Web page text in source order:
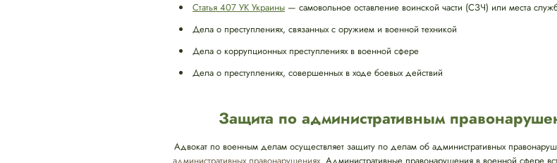
Статья 407 УК Украины — самовольное оставление воинской части (СЗЧ) или места
Дела о преступлениях, связанных с оружием и военной техникой
Дела о коррупционных преступлениях в военной сфере
Дела о преступлениях, совершенных в ходе боевых действий
Защита по административным
Адвокат по военным делам осуществляет защиту по делам об административных